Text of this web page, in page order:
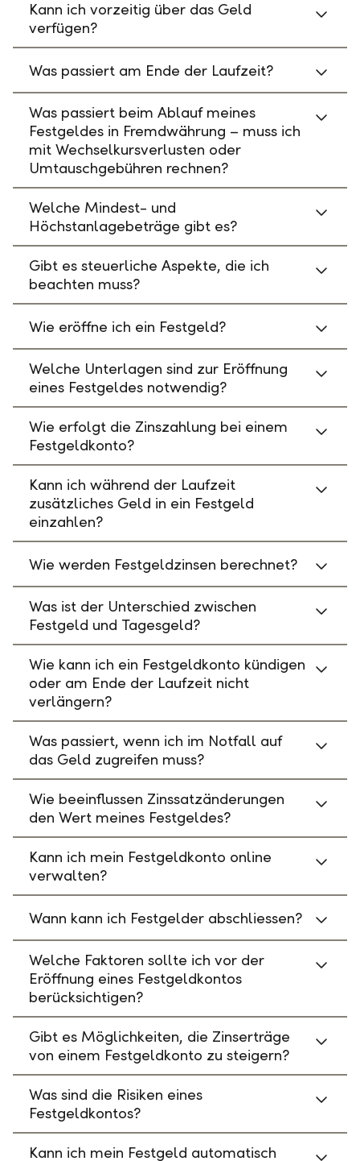
Kann ich vorzeitig über das Geld
verfügen?
Was passiert am Ende der Laufzeit?
Was passiert beim Ablauf meines
Festgeldes in Fremdwährung – muss ich
mit Wechselkursverlusten oder
Umtauschgebühren rechnen?
Welche Mindest- und
Höchstanlagebeträge gibt es?
Gibt es steuerliche Aspekte, die ich
beachten muss?
Wie eröffne ich ein Festgeld?
Welche Unterlagen sind zur Eröffnung
eines Festgeldes notwendig?
Wie erfolgt die Zinszahlung bei einem
Festgeldkonto?
Kann ich während der Laufzeit
zusätzliches Geld in ein Festgeld
einzahlen?
Wie werden Festgeldzinsen berechnet?
Was ist der Unterschied zwischen
Festgeld und Tagesgeld?
Wie kann ich ein Festgeldkonto kündigen
oder am Ende der Laufzeit nicht
verlängern?
Was passiert, wenn ich im Notfall auf
das Geld zugreifen muss?
Wie beeinflussen Zinssatzänderungen
den Wert meines Festgeldes?
Kann ich mein Festgeldkonto online
verwalten?
Wann kann ich Festgelder abschliessen?
Welche Faktoren sollte ich vor der
Eröffnung eines Festgeldkontos
berücksichtigen?
Gibt es Möglichkeiten, die Zinserträge
von einem Festgeldkonto zu steigern?
Was sind die Risiken eines
Festgeldkontos?
Kann ich mein Festgeld automatisch